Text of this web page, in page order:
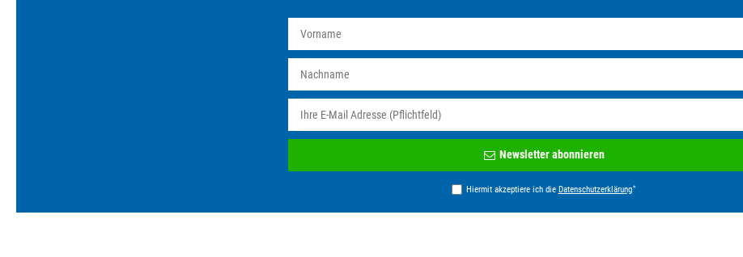
Newsletter abonnieren
Hiermit akzeptiere ich die Daten­schutz­erklärung*